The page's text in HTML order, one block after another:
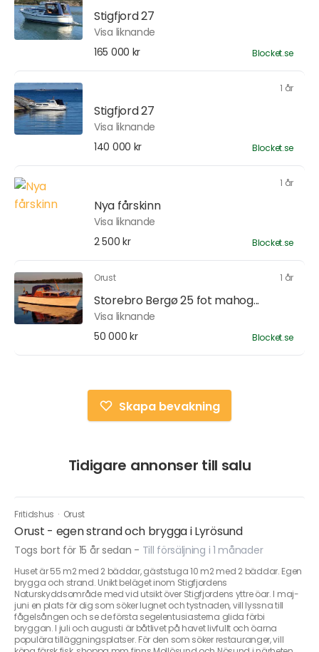
Stigfjord 27
Visa liknande
165 000 kr
Blocket.se
1 år
Stigfjord 27
Visa liknande
140 000 kr
Blocket.se
1 år
Nya fårskinn
Visa liknande
2 500 kr
Blocket.se
Orust 1 år
Storebro Bergø 25 fot mahog...
Visa liknande
50 000 kr
Blocket.se
Skapa bevakning
Tidigare annonser till salu
Fritidshus · Orust
Orust - egen strand och brygga i Lyrösund
Togs bort för 15 år sedan - Till försäljning i 1 månader
Huset är 55 m2 med 2 bäddar, gäststuga 10 m2 med 2 bäddar. Egen
brygga och strand. Unikt beläget inom Stigfjordens
Naturskyddsområde med vid utsikt över Stigfjordens yttre öar. I maj-
juni en plats för dig som söker lugnet och tystnaden, vill lyssna till
fågelsången och se de första segelentusiasterna glida förbi
bryggan. I juli och augusti är båtlivet på havet livfullt och öarna
populära tilläggningsplatser. För den som söker restauranger, vill